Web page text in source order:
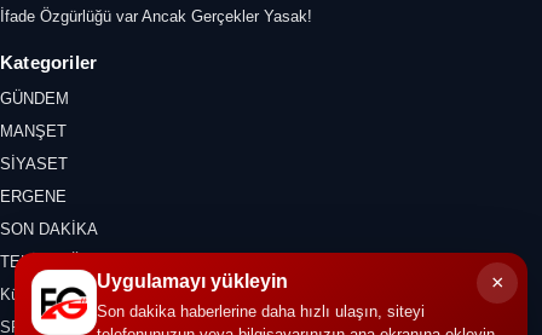
İfade Özgürlüğü var Ancak Gerçekler Yasak!
Kategoriler
GÜNDEM
MANŞET
SİYASET
ERGENE
SON DAKİKA
TEKİRDAĞ
Kültür Sanat
SPOR
×
Uygulamayı yükleyin
Son dakika haberlerine daha hızlı ulaşın, siteyi